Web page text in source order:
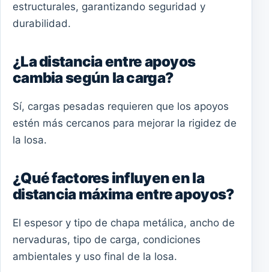
estructurales, garantizando seguridad y
durabilidad.
¿La distancia entre apoyos
cambia según la carga?
Sí, cargas pesadas requieren que los apoyos
estén más cercanos para mejorar la rigidez de
la losa.
¿Qué factores influyen en la
distancia máxima entre apoyos?
El espesor y tipo de chapa metálica, ancho de
nervaduras, tipo de carga, condiciones
ambientales y uso final de la losa.